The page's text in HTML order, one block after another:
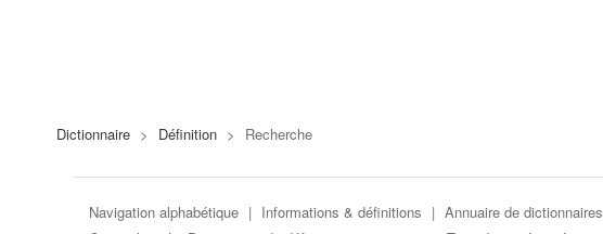
Dictionnaire > Définition > Recherche
Navigation alphabétique | Informations & définitions | Annuaire de dictionnaires